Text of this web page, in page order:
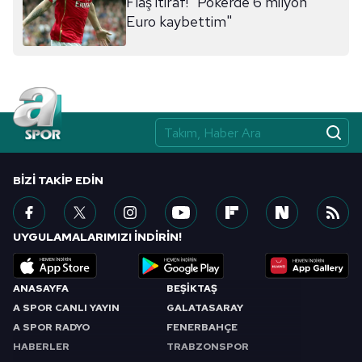
sınırlı olarak açık rızanız dahilinde kullanılacaktır.
Çerezlere ilişkin tercihlerinizi aşağıda yer alan panel
için Ayarlar butonuna tıklayabilir,
Metnimizi
6698 sayılı Kişisel Verilerin Korunması Kanunu uyarınca
ilgili mevzuata uygun olarak kullanılan çerezlerle ilgili bilgi
almak için lütfen
tıklayınız .
Euro kaybettim"
ANASAYFA
A SPOR CANLI YAYIN
A SPOR RADYO
HABERLER
BEŞİKTAŞ
GALATASARAY
FENERBAHÇE
TRABZONSPOR
BIZI TAKIP EDIN
UYGULAMALARIMIZI İNDİRİN!